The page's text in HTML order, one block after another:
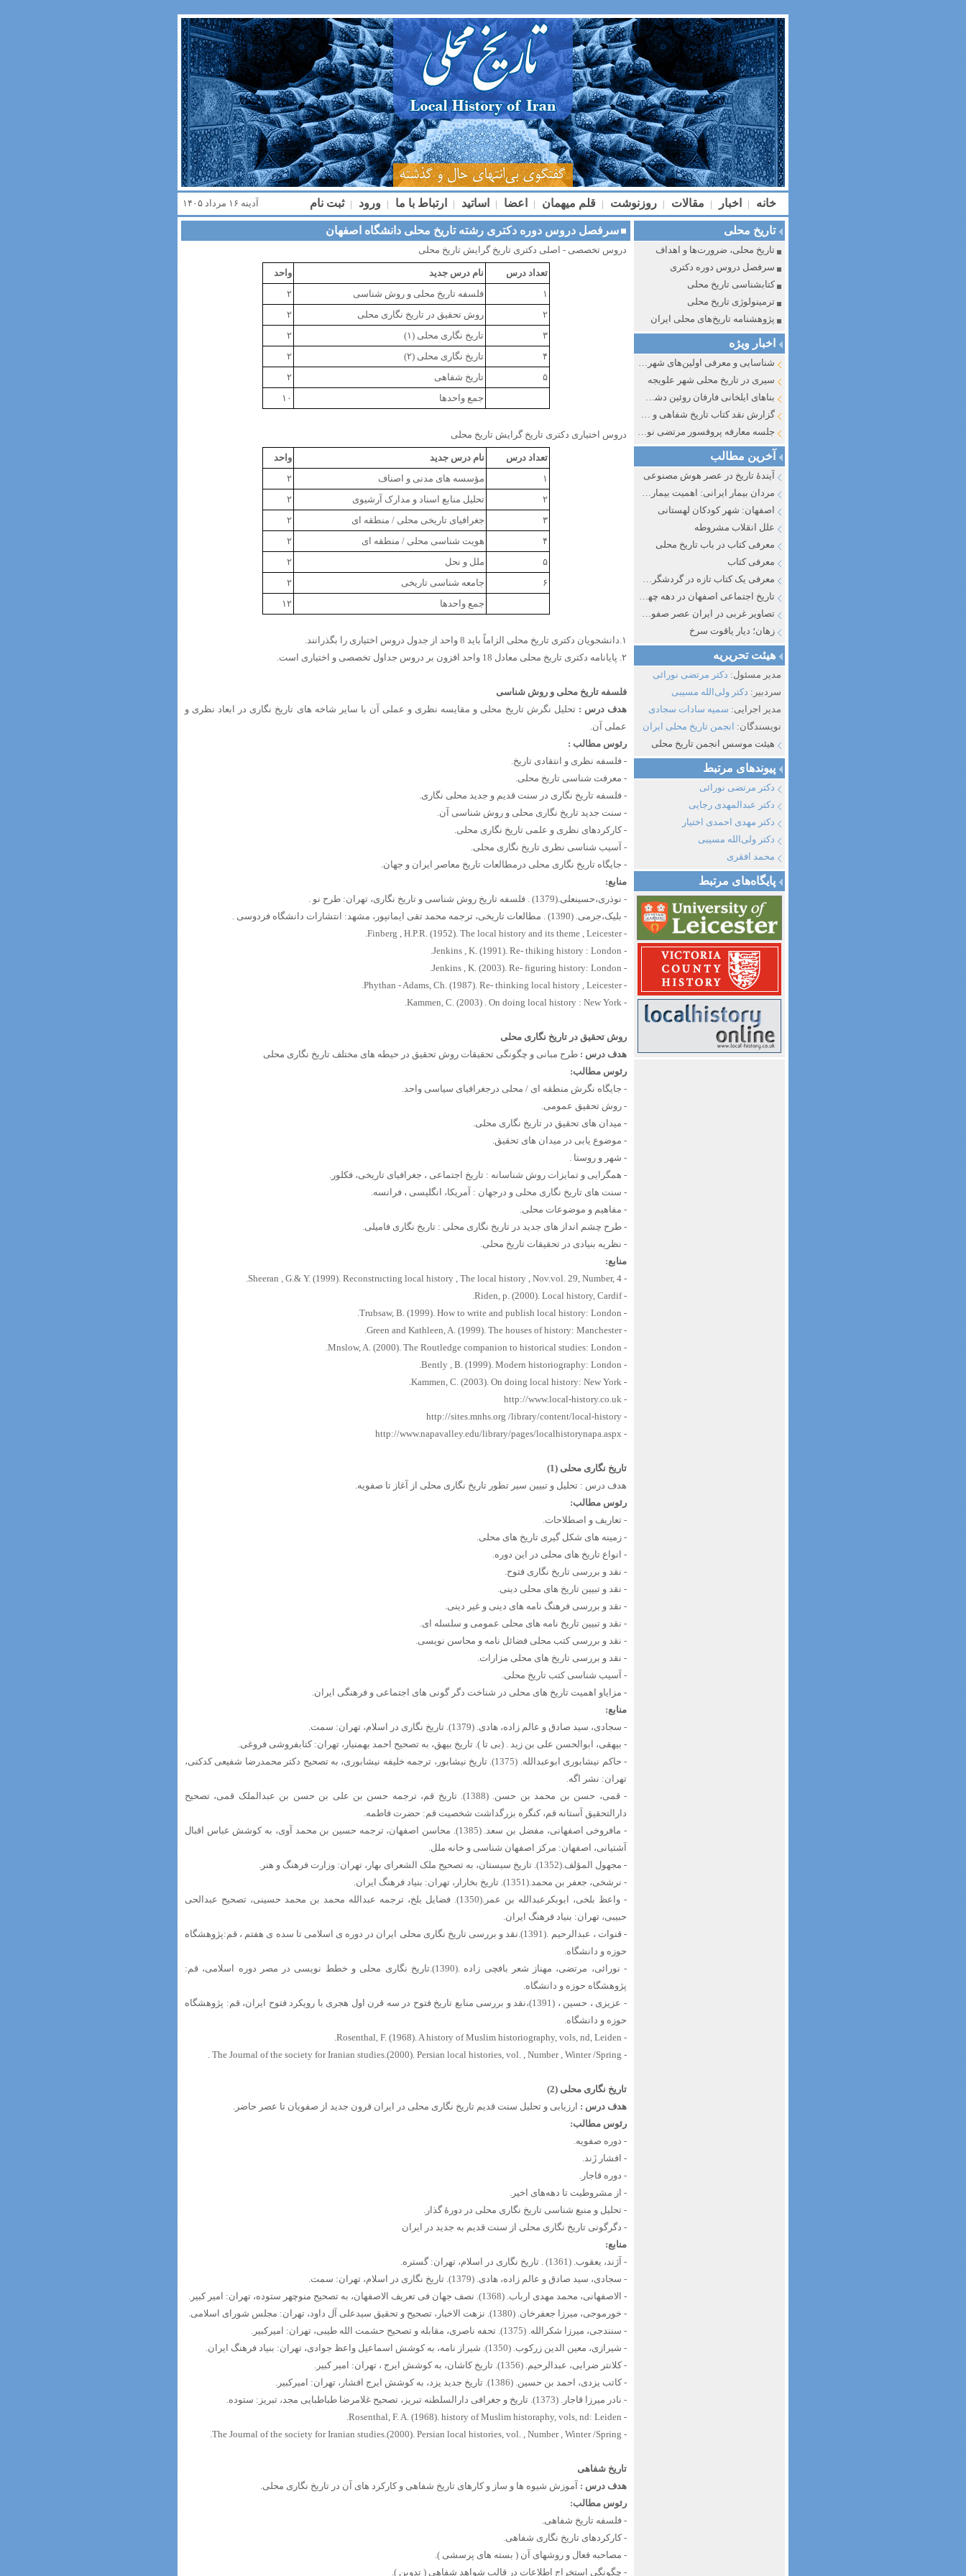
خانه | اخبار | مقالات | روزنوشت | قلم میهمان | اعضا | اساتید | ارتباط با ما | ورود | ثبت نام آدینه ۱۶ مرداد ۱۴۰۵
تاریخ محلی
تاریخ محلی، ضرورت‌ها و اهداف
سرفصل دروس دوره دکتری
کتابشناسی تاریخ محلی
ترمینولوژی تاریخ محلی
پژوهشنامه تاریخ‌های محلی ایران
اخبار ویژه
شناسایی و معرفی اولین‌های شهر مشهد
سیری در تاریخ محلی شهر علویجه
بناهای ایلخانی فارفان روئین دشت اصفهان
گزارش نقد کتاب تاریخ شفاهی و جایگاه آن در تاریخ نگاری معاصر ایران ۱۳۸۵-۱۳۵۸
جلسه معارفه پروفسور مرتضی نورائی در دپارتمان شرق‌شناسی دانشگاه صوفیا، بلغارستان
آخرین مطالب
آیندهٔ تاریخ در عصر هوش مصنوعی
مردان بیمار ایرانی: اهمیت بیماری به عنوان عاملی در تفسیر تاریخ سیاسی ایران جدید
اصفهان: شهر کودکان لهستانی
علل انقلاب مشروطه
معرفی کتاب در باب تاریخ محلی
معرفی کتاب
معرفی یک کتاب تازه در گردشگری اصفهان
تاریخ اجتماعی اصفهان در دهه چهل و پنجاه از نگاه طنز نوروز جمشاد
تصاویر غربی در ایران عصر صفوی و قاجار
زهان؛ دیار یاقوت سرخ
هیئت تحریریه
مدیر مسئول: دکتر مرتضی نورائی
سردبیر: دکتر ولی‌الله مسیبی
مدیر اجرایی: سمیه سادات سجادی
نویسندگان: انجمن تاریخ محلی ایران
هیئت موسس انجمن تاریخ محلی
پیوند‌های مرتبط
دکتر مرتضی نورائی
دکتر عبدالمهدی رجایی
دکتر مهدی احمدی اختیار
دکتر ولی‌الله مسیبی
محمد افقری
پایگاه‌های مرتبط
سرفصل دروس دوره دکتری رشته تاریخ محلی دانشگاه اصفهان
دروس تخصصی - اصلی دکتری تاریخ گرایش تاریخ محلی
تعداد درس نام درس جدید
واحد
۱
فلسفه تاریخ محلی و روش شناسی
۲
۲
روش تحقیق در تاریخ نگاری محلی
۲
۳
تاریخ نگاری محلی (۱)
۲
۴
تاریخ نگاری محلی (۲)
۲
۵
تاریخ شفاهی
۲
جمع واحدها
۱۰
دروس اختیاری دکتری تاریخ گرایش تاریخ محلی
تعداد درس نام درس جدید
واحد
۱
مؤسسه های مدنی و اصناف
۲
۲
تحلیل منابع اسناد و مدارک آرشیوی
۲
۳
جغرافیای تاریخی محلی / منطقه ای
۲
۴
هویت شناسی محلی / منطقه ای
۲
۵
ملل و نحل
۲
۶
جامعه شناسی تاریخی
۲
جمع واحدها
۱۲
۱.دانشجویان دکتری تاریخ محلی الزاماً باید 8 واحد از جدول دروس اختیاری را بگذرانند.
۲. پایانامه دکتری تاریخ محلی معادل 18 واحد افزون بر دروس جداول تخصصی و اختیاری است.
فلسفه تاریخ محلی و روش شناسی
هدف درس : تحلیل نگرش تاریخ محلی و مقایسه نظری و عملی آن با سایر شاخه های تاریخ نگاری در ابعاد نظری و
عملی آن.
رئوس مطالب :
- فلسفه نظری و انتقادی تاریخ.
- معرفت شناسی تاریخ محلی.
- فلسفه تاریخ نگاری در سنت قدیم و جدید محلی نگاری.
- سنت جدید تاریخ نگاری محلی و روش شناسی آن.
- کارکردهای نظری و علمی تاریخ نگاری محلی.
- آسیب شناسی نظری تاریخ نگاری محلی.
- جایگاه تاریخ نگاری محلی درمطالعات تاریخ معاصر ایران و جهان.
منابع:
- نوذری،حسینعلی.(1379) . فلسفه تاریخ روش شناسی و تاریخ نگاری، تهران: طرح نو .
- بلیک،جرمی. (1390) . مطالعات تاریخی، ترجمه محمد تقی ایمانپور، مشهد: انتشارات دانشگاه فردوسی .
- Finberg , H.P.R. (1952). The local history and its theme , Leicester.
- Jenkins , K. (1991). Re- thiking history : London.
- Jenkins , K. (2003). Re- figuring history: London.
- Phythan - Adams, Ch. (1987). Re- thinking local history , Leicester.
- Kammen, C. (2003) . On doing local history : New York.
روش تحقیق در تاریخ نگاری محلی
هدف درس : طرح مبانی و چگونگی تحقیقات روش تحقیق در حیطه های مختلف تاریخ نگاری محلی
رئوس مطالب:
- جایگاه نگرش منطقه ای / محلی درجغرافیای سیاسی واحد.
- روش تحقیق عمومی.
- میدان های تحقیق در تاریخ نگاری محلی.
- موضوع یابی در میدان های تحقیق.
- شهر و روستا .
- همگرایی و تمایزات روش شناسانه : تاریخ اجتماعی ، جغرافیای تاریخی، فکلور.
- سنت های تاریخ نگاری محلی و درجهان : آمریکا، انگلیسی ، فرانسه.
- مفاهیم و موضوعات محلی.
- طرح چشم انداز های جدید در تاریخ نگاری محلی : تاریخ نگاری فامیلی.
- نظریه بنیادی در تحقیقات تاریخ محلی.
منابع:
- Sheeran , G.& Y. (1999). Reconstructing local history , The local history , Nov.vol. 29, Number, 4.
- Riden, p. (2000). Local history, Cardif.
- Trubsaw, B. (1999). How to write and publish local history: London.
- Green and Kathleen, A. (1999). The houses of history: Manchester.
- Mnslow, A. (2000). The Routledge companion to historical studies: London.
- Bently , B. (1999). Modern historiography: London.
- Kammen, C. (2003). On doing local history: New York.
- http://www.local-history.co.uk
- http://sites.mnhs.org /library/content/local-history
- http://www.napavalley.edu/library/pages/localhistorynapa.aspx
تاریخ نگاری محلی (1)
هدف درس : تحلیل و تبیین سیر تطور تاریخ نگاری محلی از آغاز تا صفویه.
رئوس مطالب:
- تعاریف و اصطلاحات.
- زمینه های شکل گیری تاریخ های محلی.
- انواع تاریخ های محلی در این دوره.
- نقد و بررسی تاریخ نگاری فتوح.
- نقد و تبیین تاریخ های محلی دینی.
- نقد و بررسی فرهنگ نامه های دینی و غیر دینی.
- نقد و تبیین تاریخ نامه های محلی عمومی و سلسله ای.
- نقد و بررسی کتب محلی فضائل نامه و محاسن نویسی.
- نقد و بررسی تاریخ های محلی مزارات.
- آسیب شناسی کتب تاریخ محلی.
- مزایاو اهمیت تاریخ های محلی در شناخت دگر گونی های اجتماعی و فرهنگی ایران.
منابع:
- سجادی، سید صادق و عالم زاده، هادی. (1379). تاریخ نگاری در اسلام، تهران: سمت.
- بیهقی، ابوالحسن علی بن زید . (بی تا ). تاریخ بیهق، به تصحیح احمد بهمنیار، تهران: کتابفروشی فروغی.
- حاکم نیشابوری ابوعبدالله. (1375). تاریخ نیشابور، ترجمه خلیفه نیشابوری، به تصحیح دکتر محمدرضا شفیعی کدکنی،
تهران: نشر اگه.
- قمی، حسن بن محمد بن حسن. (1388). تاریخ قم، ترجمه حسن بن علی بن حسن بن عبدالملک قمی، تصحیح
دارالتحقیق آستانه قم، کنگره بزرگداشت شخصیت قم: حضرت فاطمه.
- مافروخی اصفهانی، مفضل بن سعد. (1385). محاسن اصفهان، ترجمه حسین بن محمد آوی، به کوشش عباس اقبال
آشتیانی، اصفهان: مرکز اصفهان شناسی و خانه ملل.
- مجهول المؤلف.(1352). تاریخ سیستان، به تصحیح ملک الشعرای بهار، تهران: وزارت فرهنگ و هنر.
- نرشخی، جعفر بن محمد.(1351). تاریخ بخارار، تهران: بنیاد فرهنگ ایران.
- واعظ بلخی، ابوبکرعبدالله بن عمر.(1350). فضایل بلخ، ترجمه عبدالله محمد بن محمد حسینی، تصحیح عبدالحی
حبیبی، تهران: بنیاد فرهنگ ایران.
- قنوات ، عبدالرحیم .(1391).نقد و بررسی تاریخ نگاری محلی ایران در دوره ی اسلامی تا سده ی هفتم ، قم:پژوهشگاه
حوزه و دانشگاه.
- نورائی، مرتضی، مهناز شعر بافچی زاده .(1390).تاریخ نگاری محلی و خطط نویسی در مصر دوره اسلامی، قم:
پژوهشگاه حوزه و دانشگاه.
- عزیزی ، حسین ، (1391)،نقد و بررسی منابع تاریخ فتوح در سه قرن اول هجری با رویکرد فتوح ایران، قم: پژوهشگاه
حوزه و دانشگاه.
- Rosenthal, F. (1968). A history of Muslim historiography, vols, nd, Leiden.
- The Journal of the society for Iranian studies.(2000). Persian local histories, vol. , Number , Winter /Spring .
تاریخ نگاری محلی (2)
هدف درس : ارزیابی و تحلیل سنت قدیم تاریخ نگاری محلی در ایران قرون جدید از صفویان تا عصر حاضر.
رئوس مطالب:
- دوره صفویه.
- افشار زَند.
- دوره قاجار.
- از مشروطیت تا دهه‌های اخیر.
- تحلیل و منبع شناسی تاریخ نگاری محلی در دورۀ گذار.
- دگرگونی تاریخ نگاری محلی از سنت قدیم به جدید در ایران
منابع:
- آژند، یعقوب. (1361) . تاریخ نگاری در اسلام، تهران: گستره.
- سجادی، سید صادق و عالم زاده، هادی. (1379). تاریخ نگاری در اسلام، تهران: سمت.
- الاصفهانی، محمد مهدی ارباب. (1368). نصف جهان فی تعریف الاصفهان، به تصحیح منوچهر ستوده، تهران: امیر کبیر.
- خورموجی، میرزا جعفرخان. (1380). نزهت الاخبار، تصحیح و تحقیق سیدعلی آل داود، تهران: مجلس شورای اسلامی.
- سنندجی، میرزا شکرالله. (1375). تحفه ناصری، مقابله و تصحیح حشمت الله طیبی، تهران: امیرکبیر.
- شیرازی، معین الدین زرکوب. (1350). شیراز نامه، به کوشش اسماعیل واعظ جوادی، تهران: بنیاد فرهنگ ایران.
- کلانتر ضرابی، عبدالرحیم. (1356). تاریخ کاشان، به کوشش ایرج ، تهران: امیر کبیر.
- کاتب یزدی، احمد بن حسین. (1386). تاریخ جدید یزد، به کوشش ایرج افشار، تهران: امیرکبیر.
- نادر میرزا قاجار. (1373). تاریخ و جغرافی دارالسلطنه تبریز، تصحیح غلامرضا طباطبایی مجد، تبریز: ستوده.
- Rosenthal, F. A. (1968). history of Muslim historaphy, vols, nd: Leiden.
- The Journal of the society for Iranian studies.(2000). Persian local histories, vol. , Number , Winter /Spring.
تاریخ شفاهی
هدف درس : آموزش شیوه ها و ساز و کارهای تاریخ شفاهی و کارکرد های آن در تاریخ نگاری محلی.
رئوس مطالب:
- فلسفه تاریخ شفاهی.
- کارکردهای تاریخ نگاری شفاهی.
- مصاحبه فعال و روشهای آن ( بسته های پرسشی ).
- چگونگی استخراج اطلاعات در قالب شواهد شفاهی ( تدوین ).